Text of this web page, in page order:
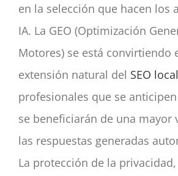
en la selección que hacen los
IA. La GEO (Optimización
Motores) se está convirtiendo
extensión natural del SEO local
profesionales que se
se beneficiarán de una mayor
las respuestas generadas
La protección de la